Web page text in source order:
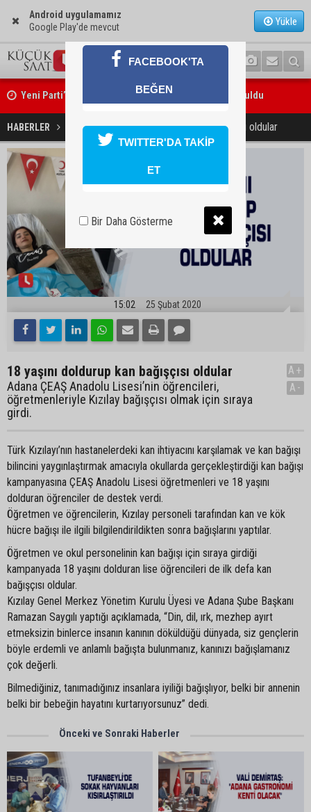
Android uygulamamız
Google Play'de mevcut
Yükle
Yeni Parti’nin Sarıçam ve Karataş teşkilatları oluşturuldu
Feke Belediye Başkanı Cömert Özen, Adana Valisi Mustafa Yavuz’u
ziyaret etti
HABERLER YAŞAM 18 yaşını doldurup kan bağışçısı oldular
15:02 25 Şubat 2020
18 yaşını doldurup kan bağışçısı oldular
Adana ÇEAŞ Anadolu Lisesi’nin öğrencileri,
öğretmenleriyle Kızılay bağışçısı olmak için sıraya
girdi.
A+
A-
Türk Kızılayı’nın hastanelerdeki kan ihtiyacını karşılamak ve kan bağışı
bilincini yaygınlaştırmak amacıyla okullarda gerçekleştirdiği kan bağışı
kampanyasına ÇEAŞ Anadolu Lisesi öğretmenleri ve 18 yaşını
dolduran öğrenciler de destek verdi.
Öğretmen ve öğrencilerin, Kızılay personeli tarafından kan ve kök
hücre bağışı ile ilgili bilgilendirildikten sonra bağışlarını yaptılar.
Öğretmen ve okul personelinin kan bağışı için sıraya girdiği
kampanyada 18 yaşını dolduran lise öğrencileri de ilk defa kan
bağışçısı oldular.
Kızılay Genel Merkez Yönetim Kurulu Üyesi ve Adana Şube Başkanı
Ramazan Saygılı yaptığı açıklamada, “Din, dil, ırk, mezhep ayırt
etmeksizin binlerce insanın kanının döküldüğü dünyada, siz gençlerin
böyle erdemli ve anlamlı bağışta bulunmanız, kanınızı bağışlamanız
çok değerli.
Bilmediğiniz, tanımadığınız insanlara iyiliği bağışlıyor, belki bir annenin
belki bir bebeğin hayatını kurtarıyorsunuz” dedi.
Önceki ve Sonraki Haberler
FACEBOOK'TA
BEĞEN
TWITTER'DA TAKİP
ET
Bir Daha Gösterme